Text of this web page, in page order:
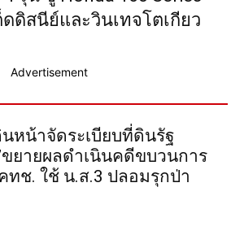
ดิสนีย์และวินเทจโตเกียว
Advertisement
นหน้าจัดระเบียบที่ดินรัฐ
ขยายผลดำเนินคดีขบวนการ
ช. ใช้ น.ส.3 ปลอมรุกป่า